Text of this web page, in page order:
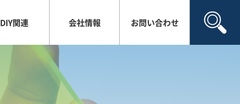
DIY関連 会社情報 お問い合わせ